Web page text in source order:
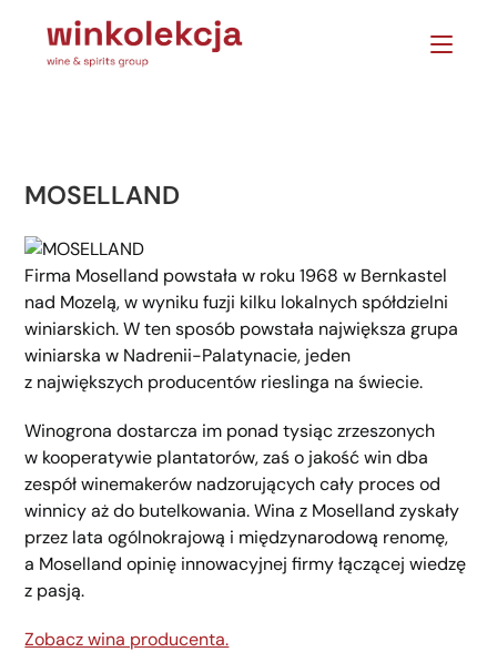
MOSELLAND
Firma Moselland powstała w roku 1968 w Bernkastel
nad Mozelą, w wyniku fuzji kilku lokalnych spółdzielni
winiarskich. W ten sposób powstała największa grupa
winiarska w Nadrenii-​Palatynacie, jeden
z największych producentów rieslinga na świecie.
Winogrona dostarcza im ponad tysiąc zrzeszonych
w kooperatywie plantatorów, zaś o jakość win dba
zespół winemakerów nadzorujących cały proces od
winnicy aż do butelkowania. Wina z Moselland zyskały
przez lata ogólnokrajową i międzynarodową renomę,
a Moselland opinię innowacyjnej firmy łączącej wiedzę
z pasją.
Zobacz wina producenta.